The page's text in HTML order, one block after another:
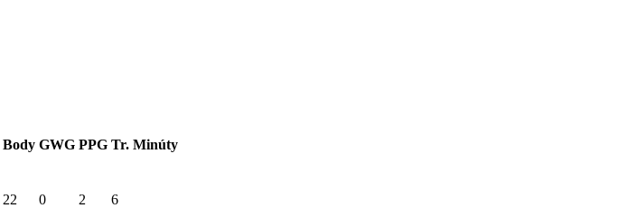
Body GWG PPG Tr. Minúty
22 0 2 6